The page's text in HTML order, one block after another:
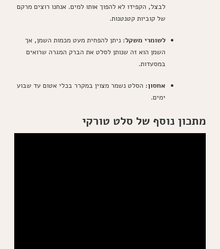
לבצל, הקפידו לא להפוך אותו למים. אנחנו רוצים מרקם
של קוביות קטנטנות.
לשומרי משקל: ניתן להפחית מעט מכמות השמן, אך
השמן הוא זה שנותן לסלט את הברק המגרה שרואים
במסעדות.
אחסון: הסלט נשמר מצוין במקרר בכלי אטום עד שבוע
ימים.
מתכון נוסף של סלט טורקי